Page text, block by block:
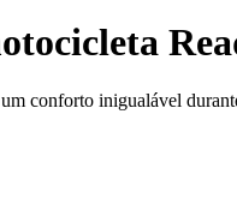
conforto inigualável